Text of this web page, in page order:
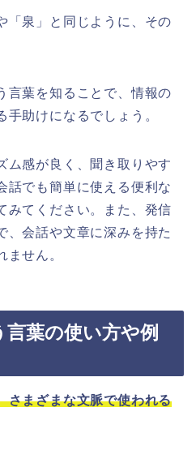
「泉」と同じように、その
言葉を知ることで、情報の
助けになるでしょう。
ム感が良く、聞き取りやす
話でも簡単に使える便利な
みてください。また、発信
、会話や文章に深みを持た
ません。
言葉の使い方や例
さまざまな文脈で使われる